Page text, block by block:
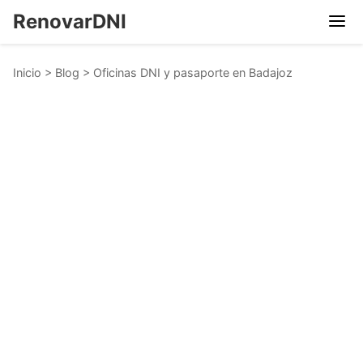
RenovarDNI
Inicio > Blog > Oficinas DNI y pasaporte en Badajoz